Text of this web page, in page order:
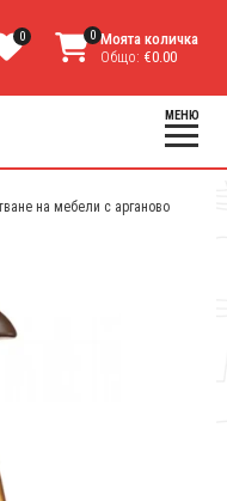
0 0 Моята количка
Общо: €0.00
МЕНЮ
на мебели с арганово